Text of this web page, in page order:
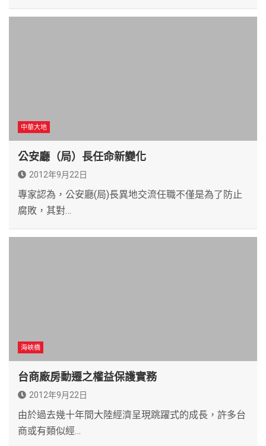
中華大地
公安廳（局）長任命新變化
2012年9月22日
專家認為，公安廳(局)長異地交流任職不僅是為了防止
腐敗，其對…
海峽橋
台商廠房動遷之權益保護實務
2012年9月22日
由於過去幾十年間大陸經濟呈現跳躍式的成長，許多台
商或有類似經…